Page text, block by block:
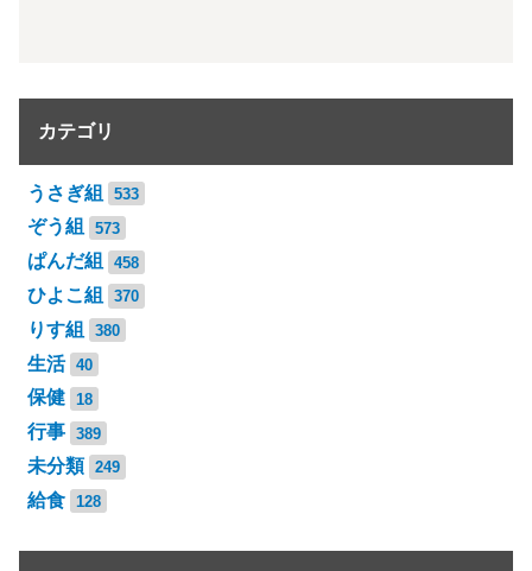
カテゴリ
うさぎ組 533
ぞう組 573
ぱんだ組 458
ひよこ組 370
りす組 380
生活 40
保健 18
行事 389
未分類 249
給食 128